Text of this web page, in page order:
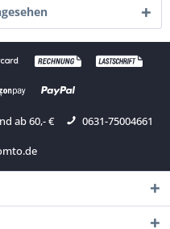
ab 60,- € 0631-75004661